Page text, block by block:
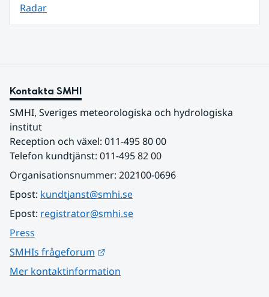
Radar
Kontakta SMHI
SMHI, Sveriges meteorologiska och hydrologiska
institut
Reception och växel: 011-495 80 00
Telefon kundtjänst: 011-495 82 00
Organisationsnummer: 202100-0696
Epost: kundtjanst@smhi.se
Epost: registrator@smhi.se
Press
SMHIs frågeforum
Mer kontaktinformation